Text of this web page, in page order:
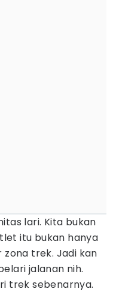
lari. Kita bukan
itu bukan hanya
zona trek. Jadi kan
jalanan nih.
trek sebenarnya.